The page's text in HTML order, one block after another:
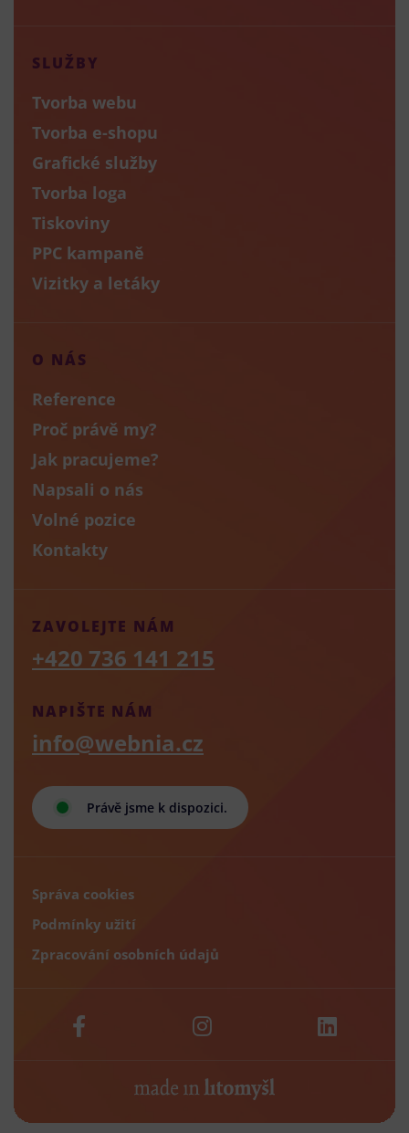
SLUŽBY
Tvorba webu
Tvorba e-shopu
Grafické služby
Tvorba loga
Tiskoviny
PPC kampaně
Vizitky a letáky
O NÁS
Reference
Proč právě my?
Jak pracujeme?
Napsali o nás
Volné pozice
Kontakty
Právě jsme k dispozici.
NAPIŠTE NÁM
info@webnia.cz
ZAVOLEJTE NÁM
+420 736 141 215
Správa cookies
Podmínky užití
Zpracování osobních údajů